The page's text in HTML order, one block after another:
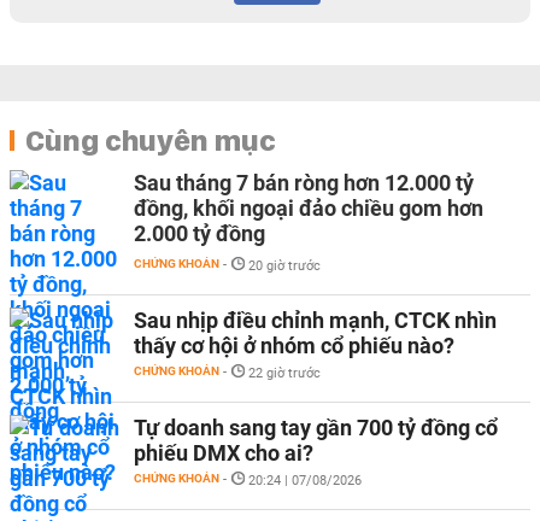
Cùng chuyên mục
Sau tháng 7 bán ròng hơn 12.000 tỷ
đồng, khối ngoại đảo chiều gom hơn
2.000 tỷ đồng
CHỨNG KHOÁN - 20 giờ trước
Sau nhịp điều chỉnh mạnh, CTCK nhìn
thấy cơ hội ở nhóm cổ phiếu nào?
CHỨNG KHOÁN - 22 giờ trước
Tự doanh sang tay gần 700 tỷ đồng cổ
phiếu DMX cho ai?
CHỨNG KHOÁN - 20:24 | 07/08/2026